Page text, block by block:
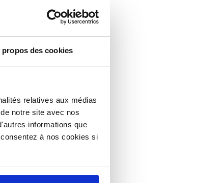
propos des cookies
relatives aux médias
notre site avec nos
informations que
à nos cookies si